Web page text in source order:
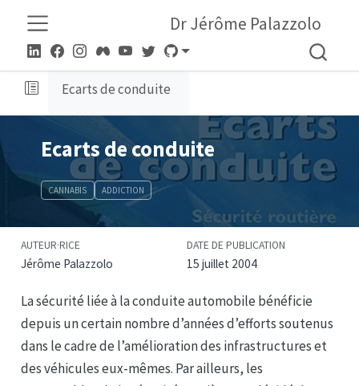
Dr Jérôme Palazzolo
Ecarts de conduite
Ecarts de conduite
CANNABIS ADDICTION
AUTEUR·RICE
Jérôme Palazzolo
DATE DE PUBLICATION
15 juillet 2004
La sécurité liée à la conduite automobile bénéficie
depuis un certain nombre d’années d’efforts soutenus
dans le cadre de l’amélioration des infrastructures et
des véhicules eux-mêmes. Par ailleurs, les